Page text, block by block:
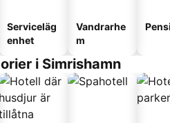
Serviceläg
enhet
Vandrarhe
m
i Simrishamn